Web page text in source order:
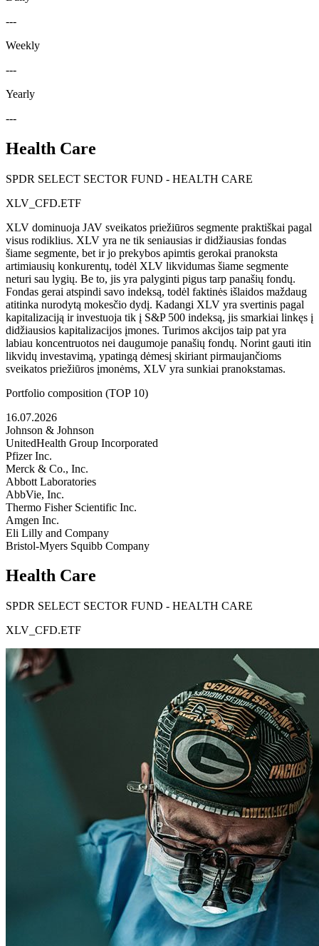
---
Weekly
---
Yearly
---
Health Care
SPDR SELECT SECTOR FUND - HEALTH CARE
XLV_CFD.ETF
XLV dominuoja JAV sveikatos priežiūros segmente praktiškai pagal
visus rodiklius. XLV yra ne tik seniausias ir didžiausias fondas
šiame segmente, bet ir jo prekybos apimtis gerokai pranoksta
artimiausių konkurentų, todėl XLV likvidumas šiame segmente
neturi sau lygių. Be to, jis yra palyginti pigus tarp panašių fondų.
Fondas gerai atspindi savo indeksą, todėl faktinės išlaidos maždaug
atitinka nurodytą mokesčio dydį. Kadangi XLV yra svertinis pagal
kapitalizaciją ir investuoja tik į S&P 500 indeksą, jis smarkiai linkęs į
didžiausios kapitalizacijos įmones. Turimos akcijos taip pat yra
labiau koncentruotos nei daugumoje panašių fondų. Norint gauti itin
likvidų investavimą, ypatingą dėmesį skiriant pirmaujančioms
sveikatos priežiūros įmonėms, XLV yra sunkiai pranokstamas.
Portfolio composition (TOP 10)
16.07.2026
Johnson & Johnson
UnitedHealth Group Incorporated
Pfizer Inc.
Merck & Co., Inc.
Abbott Laboratories
AbbVie, Inc.
Thermo Fisher Scientific Inc.
Amgen Inc.
Eli Lilly and Company
Bristol-Myers Squibb Company
Health Care
SPDR SELECT SECTOR FUND - HEALTH CARE
XLV_CFD.ETF